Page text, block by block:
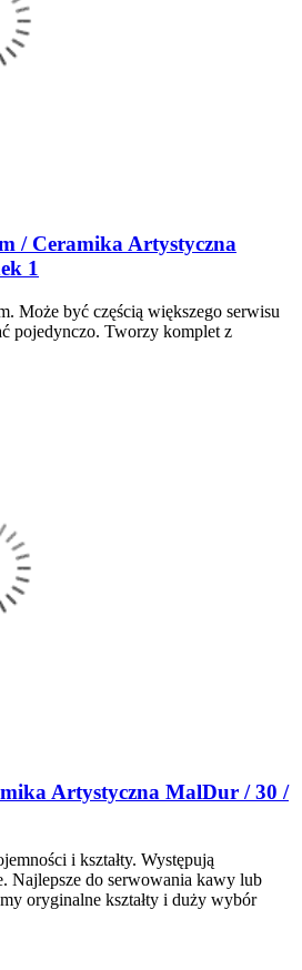
/ Ceramika Artystyczna
1
Może być częścią większego serwisu
pojedynczo. Tworzy komplet z
Artystyczna MalDur / 30 /
i kształty. Występują
Najlepsze do serwowania kawy lub
oryginalne kształty i duży wybór